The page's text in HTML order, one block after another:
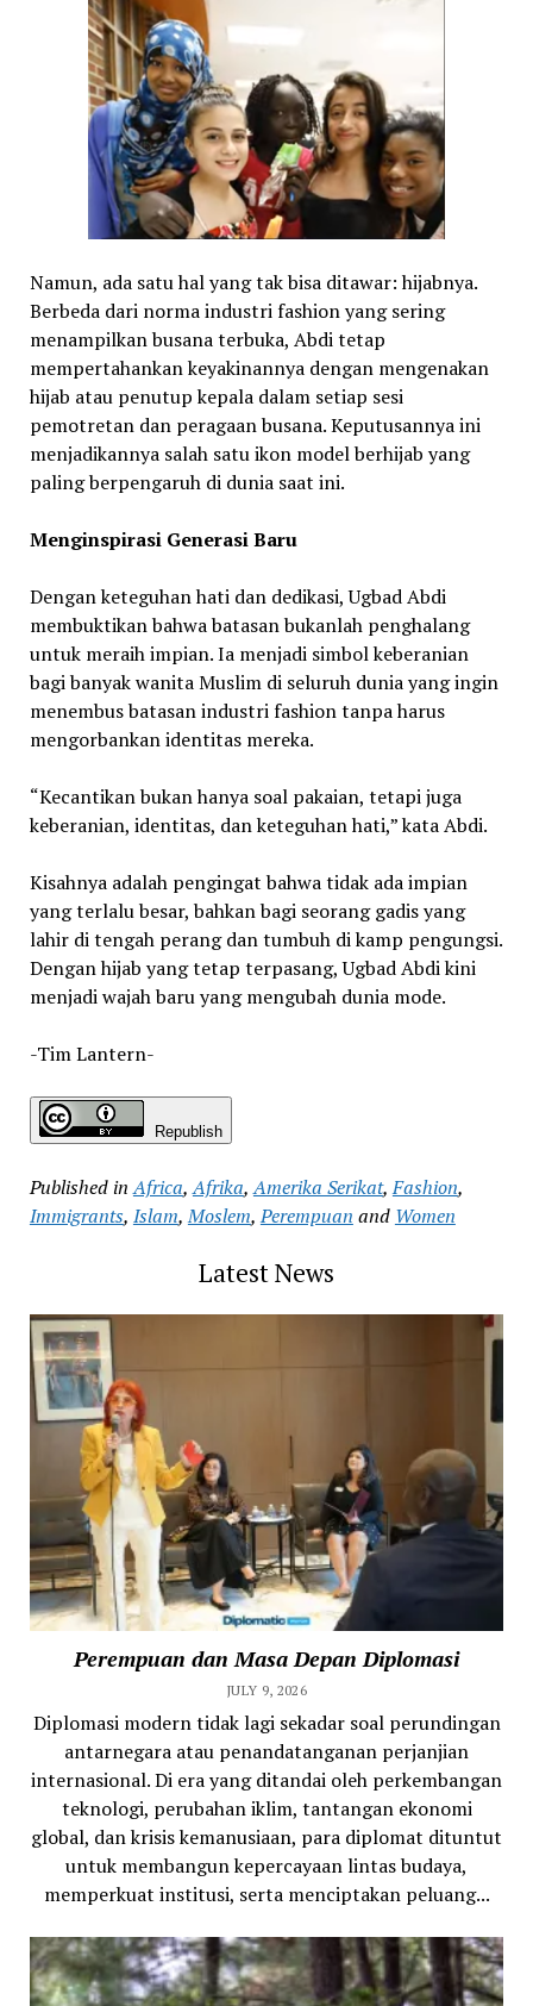
Namun, ada satu hal yang tak bisa ditawar: hijabnya.
Berbeda dari norma industri fashion yang sering
menampilkan busana terbuka, Abdi tetap
mempertahankan keyakinannya dengan mengenakan
hijab atau penutup kepala dalam setiap sesi
pemotretan dan peragaan busana. Keputusannya ini
menjadikannya salah satu ikon model berhijab yang
paling berpengaruh di dunia saat ini.
Menginspirasi Generasi Baru
Dengan keteguhan hati dan dedikasi, Ugbad Abdi
membuktikan bahwa batasan bukanlah penghalang
untuk meraih impian. Ia menjadi simbol keberanian
bagi banyak wanita Muslim di seluruh dunia yang ingin
menembus batasan industri fashion tanpa harus
mengorbankan identitas mereka.
“Kecantikan bukan hanya soal pakaian, tetapi juga
keberanian, identitas, dan keteguhan hati,” kata Abdi.
Kisahnya adalah pengingat bahwa tidak ada impian
yang terlalu besar, bahkan bagi seorang gadis yang
lahir di tengah perang dan tumbuh di kamp pengungsi.
Dengan hijab yang tetap terpasang, Ugbad Abdi kini
menjadi wajah baru yang mengubah dunia mode.
-Tim Lantern-
Republish
Published in Africa,Afrika,Amerika Serikat,Fashion,
Immigrants, Islam,Moslem,Perempuan and Women
Latest News
Perempuan dan Masa Depan Diplomasi
JULY 9, 2026
Diplomasi modern tidak lagi sekadar soal perundingan
antarnegara atau penandatanganan perjanjian
internasional. Di era yang ditandai oleh perkembangan
teknologi, perubahan iklim, tantangan ekonomi
global, dan krisis kemanusiaan, para diplomat dituntut
untuk membangun kepercayaan lintas budaya,
memperkuat institusi, serta menciptakan peluang...